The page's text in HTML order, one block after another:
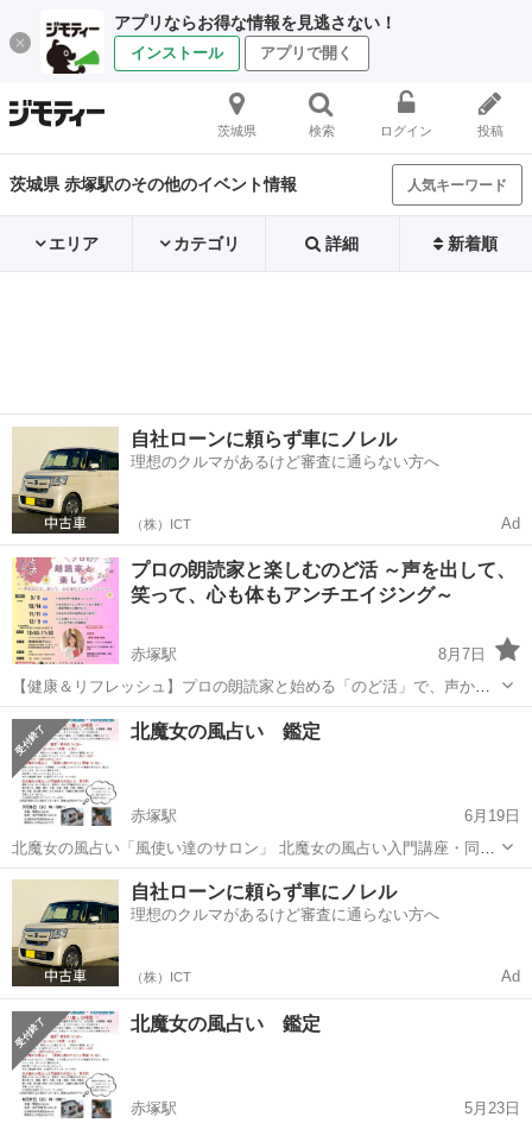
アプリならお得な情報を見逃さない！
インストール アプリで開く
茨城県 検索 ログイン 投稿
茨城県 赤塚駅のその他のイベント情報 人気キーワード
エリア カテゴリ 詳細 新着順
自社ローンに頼らず車にノレル
理想のクルマがあるけど審査に通らない方へ
（株）ICT Ad
プロの朗読家と楽しむのど活 ～声を出して、
笑って、心も体もアンチエイジング～
赤塚駅
8月7日
【健康＆リフレッシュ】プロの朗読家と始める「のど活」で、声から
心と体を若返らせませんか？ 普段、思いきり声を出す機会はあります
か？ 「最近、声が出にくくなった気がする」「滑舌が気になる」と感
じている方にもおすすめの講座を...
茨城 水戸市 赤塚駅 その他 先生
北魔女の風占い 鑑定
赤塚駅
6月19日
北魔女の⾵占い「⾵使い達のサロン」 北魔女の⾵占い入⾨講座・同時
開催 ― 喫茶店でゆったり癒しの時間 ― 『北魔女の風占い』は、風の
動きと自然の象徴を手がかりに、心の状態・人間関係・環境 の変化
を“ひとつの風...
茨城 水戸市 赤塚駅 その他 喫茶店
自社ローンに頼らず車にノレル
理想のクルマがあるけど審査に通らない方へ
（株）ICT Ad
北魔女の風占い 鑑定
赤塚駅
5月23日